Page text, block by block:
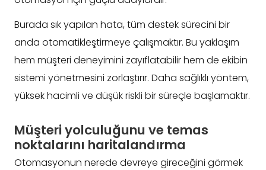
Burada sık yapılan hata, tüm destek sürecini bir
anda otomatikleştirmeye çalışmaktır. Bu yaklaşım
hem müşteri deneyimini zayıflatabilir hem de ekibin
sistemi yönetmesini zorlaştırır. Daha sağlıklı yöntem,
yüksek hacimli ve düşük riskli bir süreçle başlamaktır.
Müşteri yolculuğunu ve temas
noktalarını haritalandırma
Otomasyonun nerede devreye gireceğini görmek